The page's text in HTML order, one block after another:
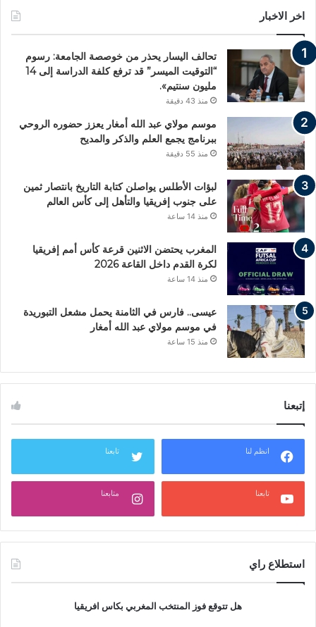
اخر الاخبار
تحالف اليسار يحذر من خوصصة الجامعة: رسوم
“التوقيت الميسر” قد ترفع كلفة الدراسة إلى 14
مليون سنتيم».
منذ 43 دقيقة
موسم مولاي عبد الله أمغار يعزز حضوره الروحي
ببرنامج يجمع العلم والذكر والمديح
منذ 55 دقيقة
لبؤات الأطلس يواصلن كتابة التاريخ بانتصار ثمين
على جنوب إفريقيا والتأهل إلى كأس العالم
منذ 14 ساعة
المغرب يحتضن الاثنين قرعة كأس أمم إفريقيا
لكرة القدم داخل القاعة 2026
منذ 14 ساعة
عيسى.. فارس في الثامنة يحمل مشعل التبوريدة
في موسم مولاي عبد الله أمغار
منذ 15 ساعة
إتبعنا
انظم لنا تابعنا
تابعنا متابعنا
استطلاع راي
هل تتوقع فوز المنتخب المغربي بكاس افريقيا